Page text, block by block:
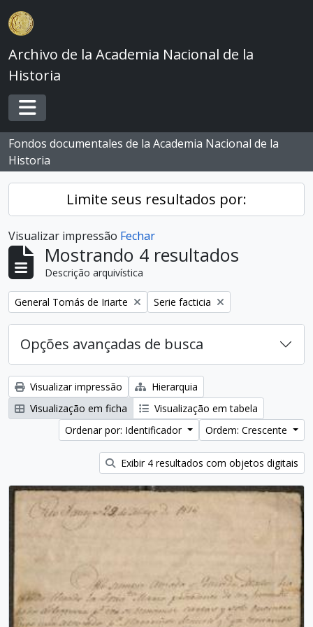
Skip to main content
Archivo de la Academia Nacional de la
Historia
Toggle navigation
Fondos documentales de la Academia Nacional de la
Historia
Limite seus resultados por:
Visualizar impressão Fechar
Mostrando 4 resultados
Descrição arquivística
Remover filtro:
General Tomás de Iriarte Remover filtro:
Serie facticia
Opções avançadas de busca
Visualizar impressão
Hierarquia
Visualização em ficha
Visualização em tabela
Ordenar por: Identificador
Ordem: Crescente
Exibir 4 resultados com objetos digitais